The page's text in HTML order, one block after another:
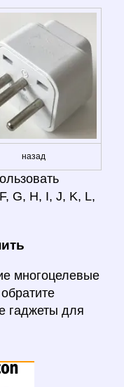
назад
G, H, I, J, K, L,
многоцелевые
гаджеты для